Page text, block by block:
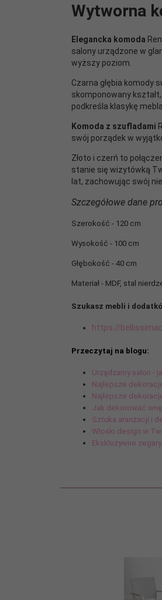
Wytworna
Elegancka komoda
salony urządzone w
wyższy poziom.
Czarna głębia komody
skomponowany
podkreśla klasykę
Komoda z szufladami
swój porządek w
Złoto i czerń to
stanie się wizytówką
lat, zachowując swój
Szczegółowe dane
Szerokość - 120 cm
Wysokość - 100 cm
Głębokość - 40 cm
Materiał - MDF, stal
Szukasz mebli i
https://
Przeczytaj na blogu:
Urządzamy salon -
Najlepsze
Najlepsze
Jak dekorować
Sztuka aranżacji i
Włoski design w
Ekskluzywne